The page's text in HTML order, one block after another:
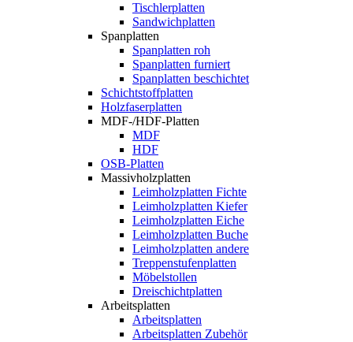
Tischlerplatten
Sandwichplatten
Spanplatten
Spanplatten roh
Spanplatten furniert
Spanplatten beschichtet
Schichtstoffplatten
Holzfaserplatten
MDF-/HDF-Platten
MDF
HDF
OSB-Platten
Massivholzplatten
Leimholzplatten Fichte
Leimholzplatten Kiefer
Leimholzplatten Eiche
Leimholzplatten Buche
Leimholzplatten andere
Treppenstufenplatten
Möbelstollen
Dreischichtplatten
Arbeitsplatten
Arbeitsplatten
Arbeitsplatten Zubehör